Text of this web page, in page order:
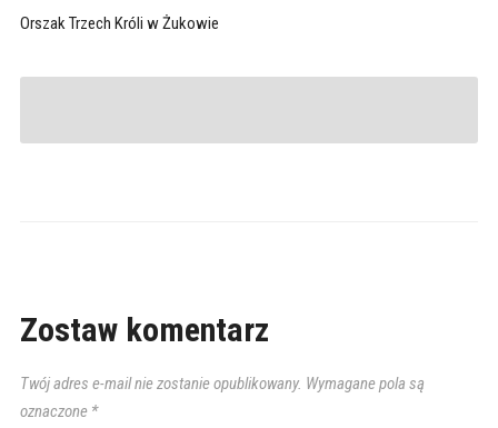
Orszak Trzech Króli w Żukowie
Zostaw komentarz
Twój adres e-mail nie zostanie opublikowany. Wymagane pola są
oznaczone *